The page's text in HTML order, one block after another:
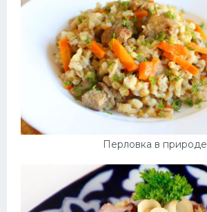
Перловка в природе